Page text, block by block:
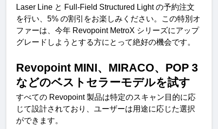
Laser Line と Full‑Field Structured Light の予約注文
を行い、 5% の割引をお楽しみください。この特別オ
ファーは、今年 Revopoint MetroX シリーズにアップ
グレードしようとする方にとって絶好の機会です。
Revopoint MINI、 MIRACO、
などのベストセラーモデルを試す
すべての Revopoint 製品は特定のスキャン目的に応
じて設計されており、ユーザーは用途に応じた選択
ができます。